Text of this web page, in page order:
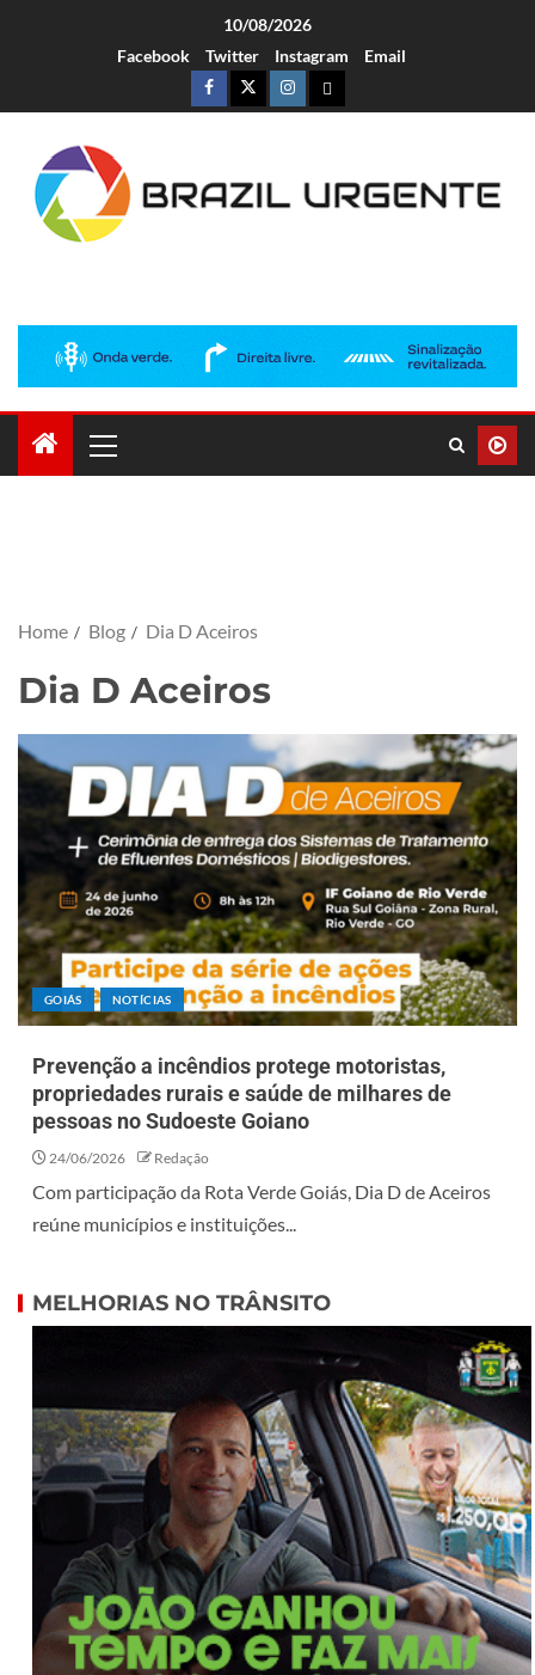
10/08/2026
Facebook
Twitter Instagram Email
Home Blog Dia D Aceiros
Dia D Aceiros
GOIÁS NOTÍCIAS
Prevenção a incêndios protege motoristas,
propriedades rurais e saúde de milhares de
pessoas no Sudoeste Goiano
24/06/2026 Redação
Com participação da Rota Verde Goiás, Dia D de Aceiros
reúne municípios e instituições...
MELHORIAS NO TRÂNSITO